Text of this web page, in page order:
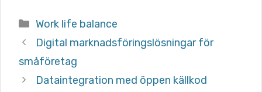
Categories
Work life balance
Digital marknadsföringslösningar för
småföretag
Dataintegration med öppen källkod